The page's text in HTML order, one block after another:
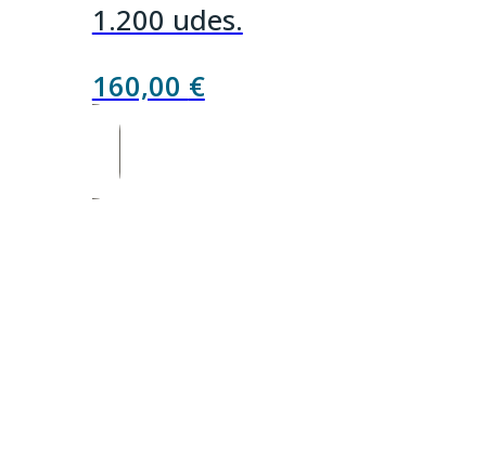
1.200 udes.
160,00 €